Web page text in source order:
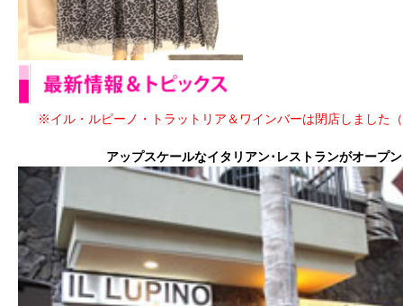
※イル・ルピーノ・トラットリア＆ワインバーは閉店しました
アップスケールなイタリアン･レストランがオープ